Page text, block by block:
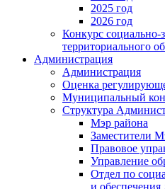
2025 год
2026 год
Конкурс социально-
территориального
Администрация
Администрация
Оценка
Муниципальный
Структура
Мэр района
Заместители
Правовое
Управление
Отдел по
и